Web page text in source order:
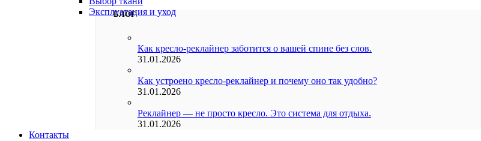
Эксплуатация и уход
БЛОГ
Как кресло-реклайнер заботится о вашей спине без слов.
31.01.2026
Как устроено кресло-реклайнер и почему оно так удобно?
31.01.2026
Реклайнер — не просто кресло. Это система для отдыха.
31.01.2026
Контакты